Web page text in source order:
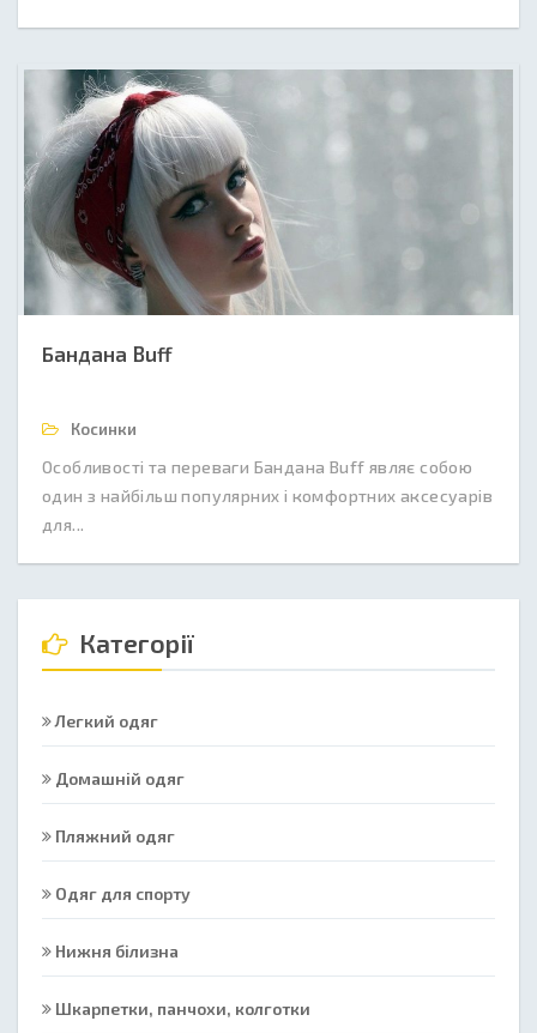
Бандана Buff
Косинки
Особливості та переваги Бандана Buff являє собою
один з найбільш популярних і комфортних аксесуарів
для...
Категорії
Легкий одяг
Домашній одяг
Пляжний одяг
Одяг для спорту
Нижня білизна
Шкарпетки, панчохи, колготки